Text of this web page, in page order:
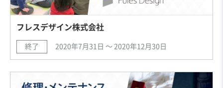
フレスデザイン株式会社
終了 2020年7月31日 〜 2020年12月30日